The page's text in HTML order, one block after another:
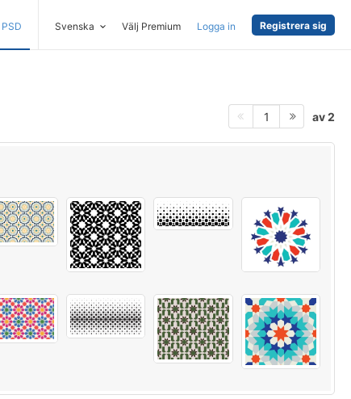
PSD Svenska Välj Premium Logga in Registrera sig
1 av 2